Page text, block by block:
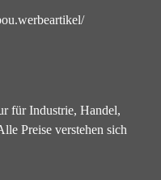
für Industrie, Handel,
Preise verstehen sich